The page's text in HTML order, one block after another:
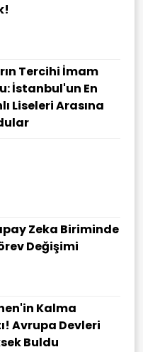
Tercihi İmam
İstanbul'un En
Liseleri Arasına
Zeka Biriminde
Değişimi
Kalma
Avrupa Devleri
Buldu